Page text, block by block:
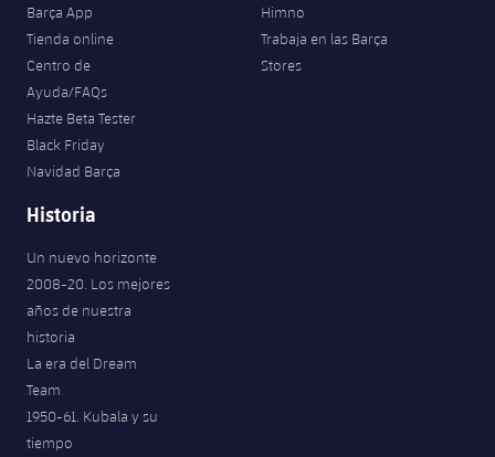
Barça App
Tienda online
Centro de
Ayuda/FAQs
Hazte Beta Tester
Black Friday
Navidad Barça
Himno
Trabaja en las Barça
Stores
Historia
Un nuevo horizonte
2008-20. Los mejores
años de nuestra
historia
La era del Dream
Team
1950-61. Kubala y su
tiempo